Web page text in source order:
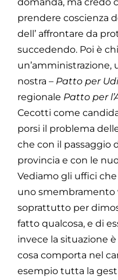
prendere coscienza
dell’ affrontare da
succedendo. Poi è
un’amministrazione,
nostra – Patto per
regionale Patto per
Cecotti come
porsi il problema
che con il passaggio
provincia e con le
Vediamo gli uffici
uno smembramento
soprattutto per
fatto qualcosa, e di
invece la situazione
cosa comporta nel
esempio tutta la